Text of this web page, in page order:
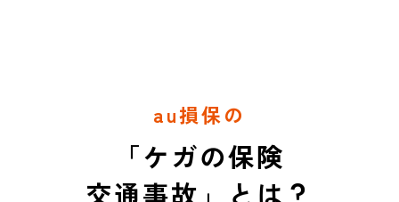
au損保の
「ケガの保険
交通事故」とは？